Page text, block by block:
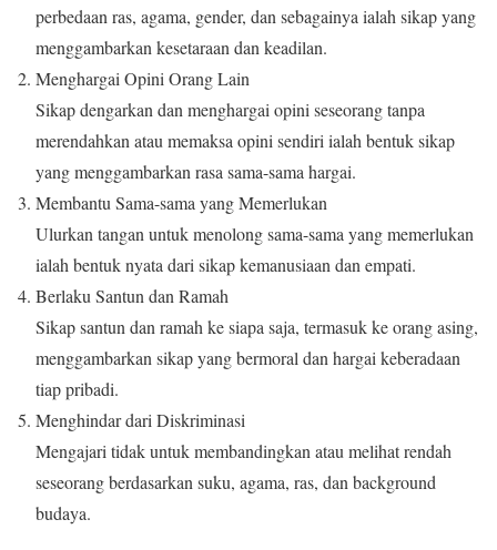
perbedaan ras, agama, gender, dan sebagainya ialah sikap yang
menggambarkan kesetaraan dan keadilan.
Menghargai Opini Orang Lain
Sikap dengarkan dan menghargai opini seseorang tanpa
merendahkan atau memaksa opini sendiri ialah bentuk sikap
yang menggambarkan rasa sama-sama hargai.
Membantu Sama-sama yang Memerlukan
Ulurkan tangan untuk menolong sama-sama yang memerlukan
ialah bentuk nyata dari sikap kemanusiaan dan empati.
Berlaku Santun dan Ramah
Sikap santun dan ramah ke siapa saja, termasuk ke orang asing,
menggambarkan sikap yang bermoral dan hargai keberadaan
tiap pribadi.
Menghindar dari Diskriminasi
Mengajari tidak untuk membandingkan atau melihat rendah
seseorang berdasarkan suku, agama, ras, dan background
budaya.